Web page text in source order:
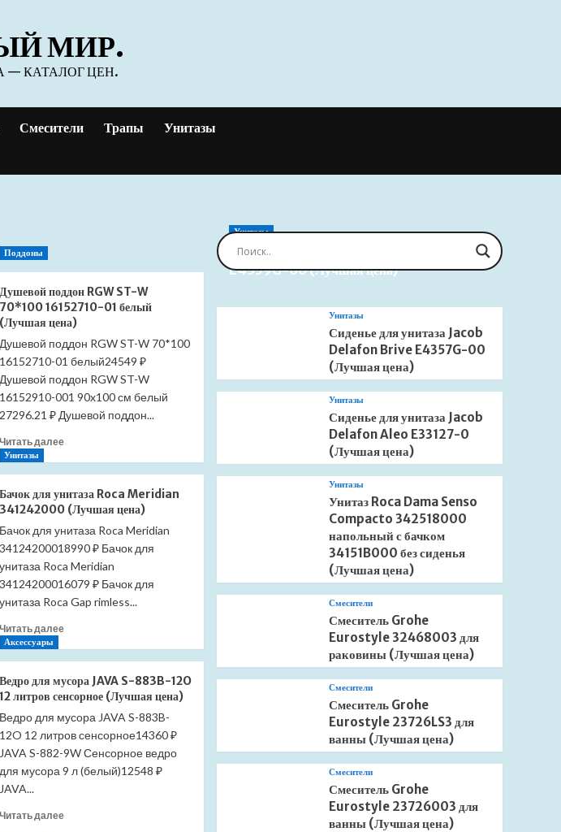
МИР.
— КАТАЛОГ ЦЕН.
Смесители Трапы Унитазы
Поддоны
Душевой поддон RGW ST-W
70*100 16152710-01 белый
(Лучшая цена)
Душевой поддон RGW ST-W 70*100
16152710-01 белый24549 ₽
Душевой поддон RGW ST-W
16152910-001 90x100 см белый
27296.21 ₽ Душевой поддон...
Читать далееПрочитать
поддон
RGW
ST-
W
70*100
16152710-
белый
(Лучшая
Унитазы
Бачок для унитаза Roca Meridian
341242000 (Лучшая цена)
Бачок для унитаза Roca Meridian
34124200018990 ₽ Бачок для
унитаза Roca Meridian
34124200016079 ₽ Бачок для
унитаза Roca Gap rimless...
Читать далееПрочитать
для
унитаза
Roca
Meridian
341242000
(Лучшая
цена)
Аксессуары
Ведро для мусора JAVA S-883B-12O
12 литров сенсорное (Лучшая цена)
Ведро для мусора JAVA S-883B-
12O 12 литров сенсорное14360 ₽
JAVA S-882-9W Сенсорное ведро
для мусора 9 л (белый)12548 ₽
JAVA...
Читать далееПрочитать
Унитазы
Сиденье для унитаза Jacob Delafon Brive
E4359G-00 (Лучшая цена)
Унитазы
Сиденье для унитаза Jacob
Delafon Brive E4357G-00
(Лучшая цена)
Унитазы
Сиденье для унитаза Jacob
Delafon Aleo E33127-0
(Лучшая цена)
Унитазы
Унитаз Roca Dama Senso
Compacto 342518000
напольный с бачком
34151B000 без сиденья
(Лучшая цена)
Смесители
Смеситель Grohe
Eurostyle 32468003 для
раковины (Лучшая цена)
Смесители
Смеситель Grohe
Eurostyle 23726LS3 для
ванны (Лучшая цена)
Смесители
Смеситель Grohe
Eurostyle 23726003 для
ванны (Лучшая цена)